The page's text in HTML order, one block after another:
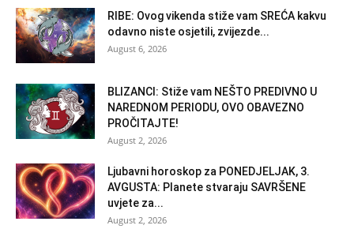
RIBE: Ovog vikenda stiže vam SREĆA kakvu
odavno niste osjetili, zvijezde...
August 6, 2026
BLIZANCI: Stiže vam NEŠTO PREDIVNO U
NAREDNOM PERIODU, OVO OBAVEZNO
PROČITAJTE!
August 2, 2026
Ljubavni horoskop za PONEDJELJAK, 3.
AVGUSTA: Planete stvaraju SAVRŠENE
uvjete za...
August 2, 2026